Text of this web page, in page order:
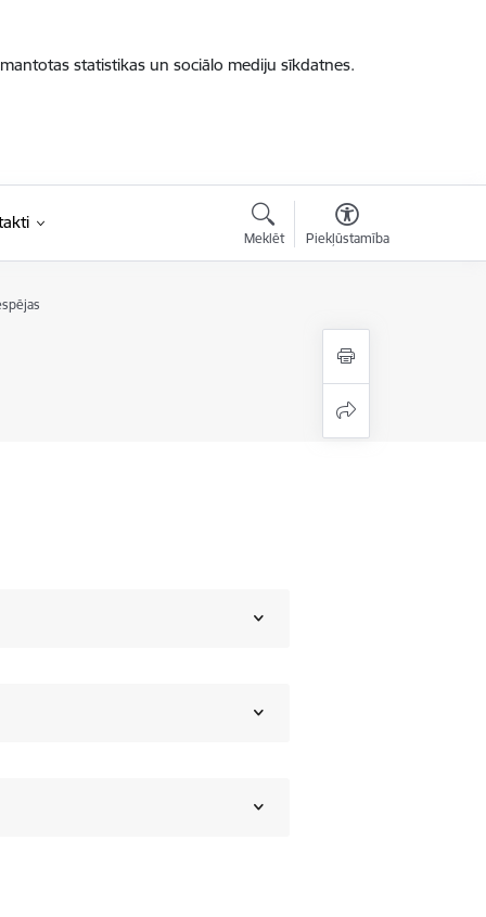
statistikas un sociālo mediju sīkdatnes.
Meklēt Piekļūstamība